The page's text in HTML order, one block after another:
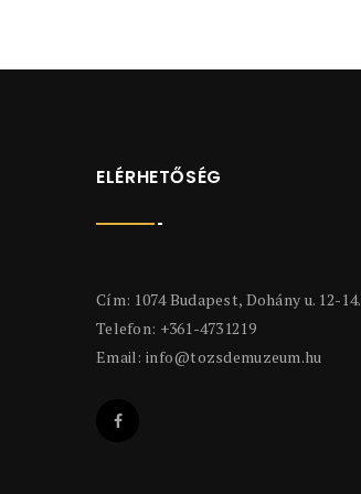
ELÉRHETŐSÉG
Cím: 1074 Budapest, Dohány u. 12-14.
Telefon: +361-4731219
Email: info@tozsdemuzeum.hu